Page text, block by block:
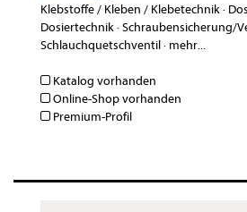
Klebstoffe / Kleben / Klebetechnik·
Dosiertechnik·Schraubensicherung/
Schlauchquetschventil· mehr...
Katalog vorhanden
Online-Shop vorhanden
Premium-Profil